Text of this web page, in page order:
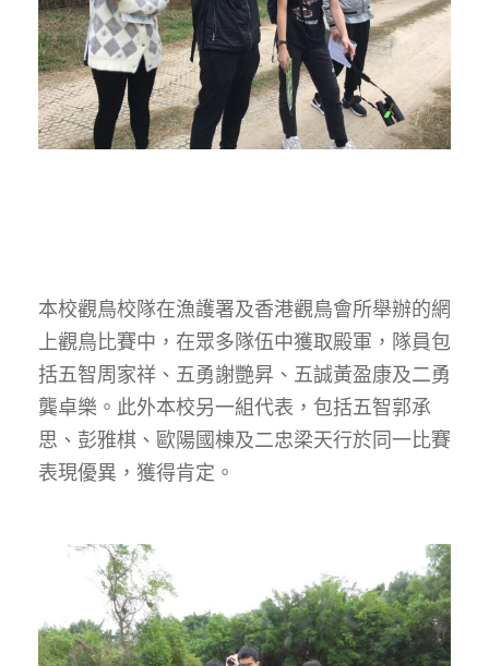
本校觀鳥校隊在漁護署及香港觀鳥會所舉辦的網
上觀鳥比賽中，在眾多隊伍中獲取殿軍，隊員包
括五智周家祥、五勇謝艷昇、五誠黃盈康及二勇
龔卓樂。此外本校另一組代表，包括五智郭承
思、彭雅棋、歐陽國棟及二忠梁天行於同一比賽
表現優異，獲得肯定。